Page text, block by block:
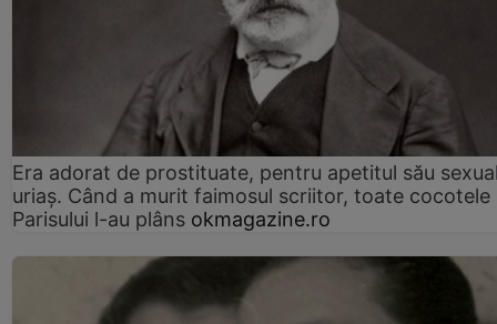
Era adorat de prostituate, pentru apetitul său
uriaș. Când a murit faimosul scriitor, toate cocotele
Parisului l-au plâns okmagazine.ro